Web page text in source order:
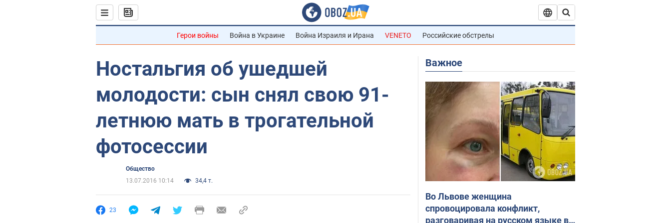
Герои войны Война в Украине Война Израиля и Ирана VENETO Российские обстрелы
Ностальгия об ушедшей
молодости: сын снял свою 91-
летнюю мать в трогательной
фотосессии
Общество
13.07.2016 10:14
34,4 т.
23
Важное
Во Львове женщина
спровоцировала конфликт,
разговаривая на русском языке в